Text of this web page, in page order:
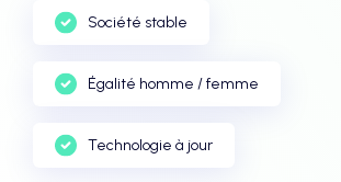
Société stable
Égalité homme / femme
Technologie à jour